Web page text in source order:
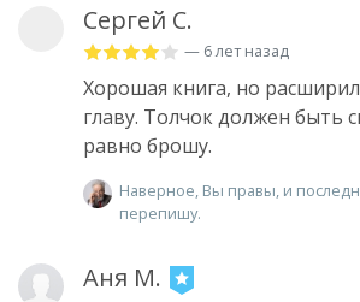
Сергей С.
— 6 лет назад
Хорошая книга, но
главу. Толчок должен быть
равно брошу.
Наверное, Вы правы, и
перепишу.
Аня М.